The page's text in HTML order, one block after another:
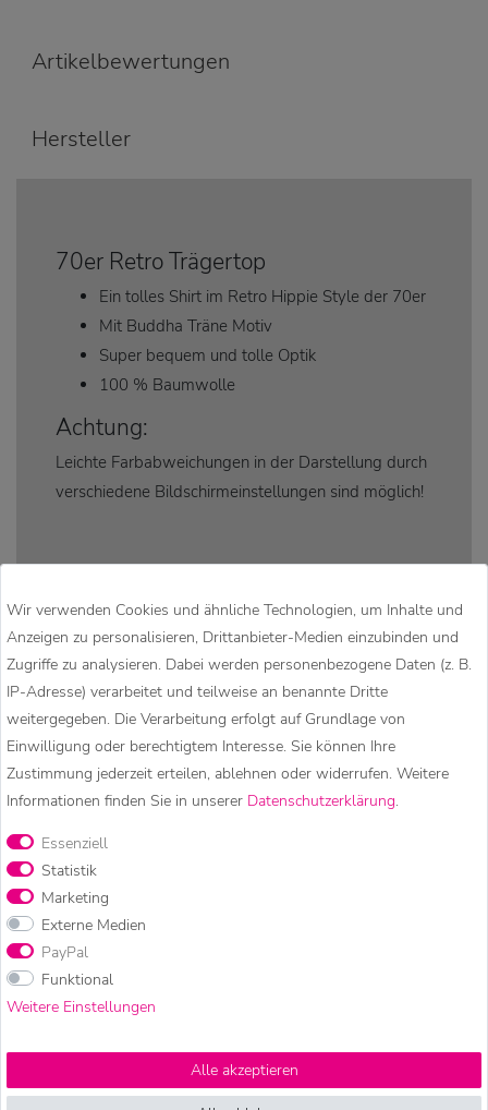
Artikelbewertungen
Hersteller
70er Retro Trägertop
Ein tolles Shirt im Retro Hippie Style der 70er
Mit Buddha Träne Motiv
Super bequem und tolle Optik
100 % Baumwolle
Achtung:
Leichte Farbabweichungen in der Darstellung durch
verschiedene Bildschirmeinstellungen sind möglich!
KUNST UND MAGIE – HIPPIE
MODE, GOA KLEIDUNG &
BESONDERE ACCESSOIRES
Kunst und Magie ist eine deutsche Marke für Hippie Mode, Goa
Kleidung und besondere Accessoires. In unserem Onlineshop
findet ihr bequeme Haremshosen, Pluderhosen und
Aladinhosen, warme Strickjacken, Wolljacken und Strickröcke
sowie besondere Accessoires wie Bauchtaschen, Hüfttaschen,
Schmuck und Räucherwerk.
Betrieben in Nepal hergestellt. Wir arbeiten dort mit
langjährigen Partnern zusammen. Unsere Geschäftspartner und
Wir verwenden Cookies und ähnliche Technologien, um Inhalte und
Anzeigen zu personalisieren, Drittanbieter-Medien einzubinden und
Zugriffe zu analysieren. Dabei werden personenbezogene Daten (z. B.
IP-Adresse) verarbeitet und teilweise an benannte Dritte
weitergegeben. Die Verarbeitung erfolgt auf Grundlage von
Einwilligung oder berechtigtem Interesse. Sie können Ihre
Zustimmung jederzeit erteilen, ablehnen oder widerrufen. Weitere
Informationen finden Sie in unserer Daten­schutz­erklärung.
Essenziell
Statistik
Marketing
Externe Medien
PayPal
Funktional
Weitere Einstellungen
Alle akzeptieren